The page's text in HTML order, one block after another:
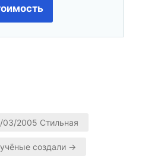
2005 Стильная
создали →